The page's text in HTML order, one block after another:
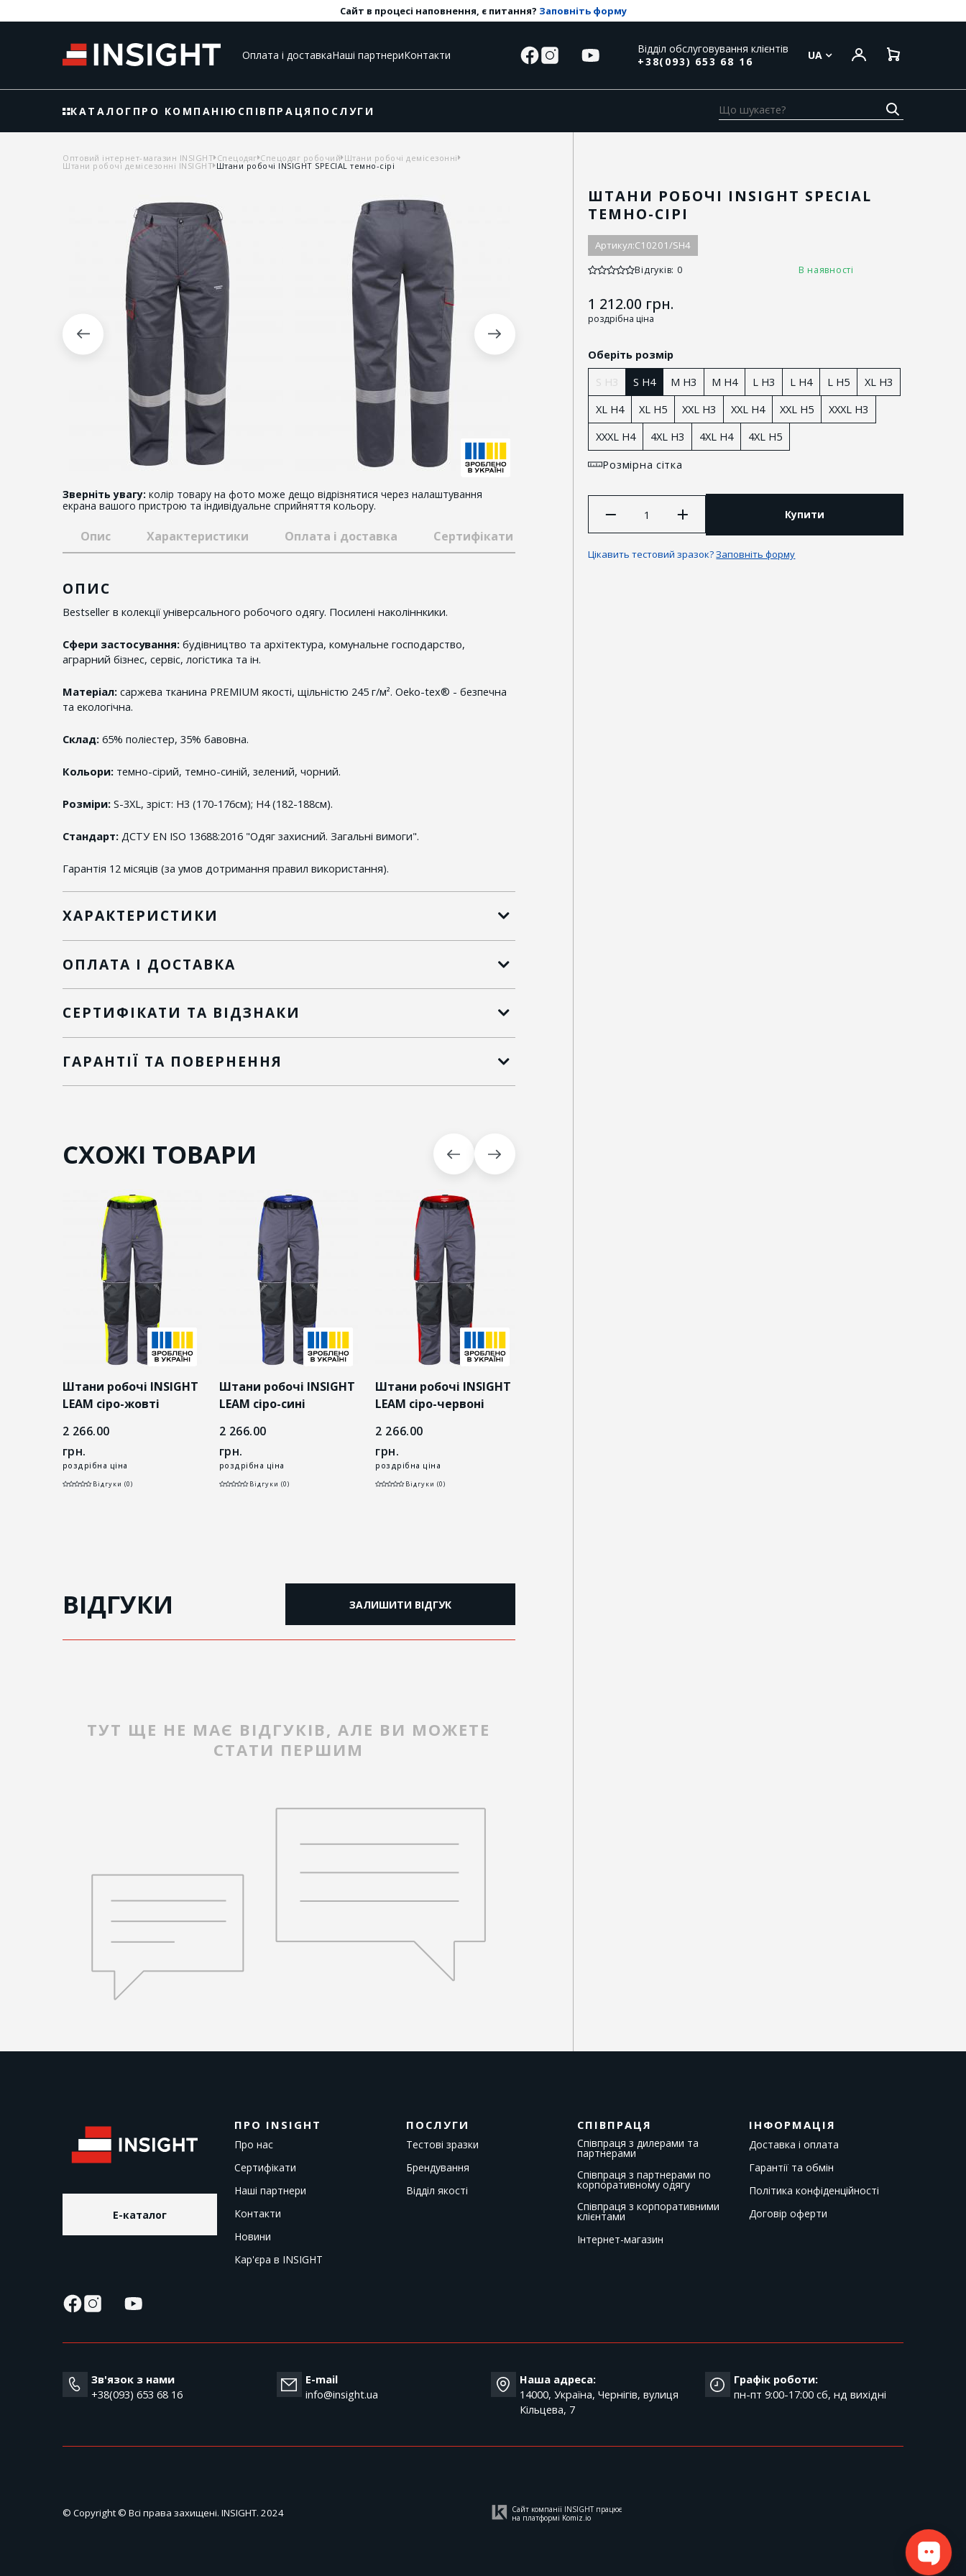
Сайт в процесі наповнення, є питання? Заповніть форму
Оплата і доставкаНаші партнериКонтакти
Відділ обслуговування клієнтів
+38(093) 653 68 16
UA
КАТАЛОГ ПРО КОМПАНІЮ СПІВПРАЦЯ ПОСЛУГИ
Оптовий інтернет-магазин INSIGHT Спецодяг Спецодяг робочий Штани робочі демісезонні
Штани робочі демісезонні INSIGHT Штани робочі INSIGHT SPECIAL темно-сірі
Зверніть увагу: колір товару на фото може дещо відрізнятися через налаштування
екрана вашого пристрою та індивідуальне сприйняття кольору.
ШТАНИ РОБОЧІ INSIGHT SPECIAL
ТЕМНО-СІРІ
Артикул:C10201/SH4
Відгуків: 0 В наявності
1 212.00 грн.
роздрібна ціна
Оберіть розмір
S H3 S H4 M H3 M H4 L H3 L H4 L H5
XL H3
XL H4
XL H5 XXL H3 XXL H4 XXL Н5
XXXL H3
XXXL H4
4XL Н3 4XL Н4
4XL Н5
Розмірна сітка
Купити
Цікавить тестовий зразок?Заповніть форму
Опис Характеристики Оплата і доставка Сертифікати та відзнаки Гарантії та повернення
ОПИС
Bestseller в колекції універсального робочого одягу. Посилені наколіннкики.
Сфери застосування: будівництво та архітектура, комунальне господарство,
аграрний бізнес, сервіс, логістика та ін.
Матеріал: саржева тканина PREMIUM якості, щільністю 245 г/м². Oeko-tex® - безпечна
та екологічна.
Склад: 65% поліестер, 35% бавовна.
Кольори: темно-сірий, темно-синій, зелений, чорний.
Розміри: S-3XL, зріст: H3 (170-176см); H4 (182-188см).
Стандарт: ДСТУ EN ISO 13688:2016 "Одяг захисний. Загальні вимоги".
Гарантія 12 місяців (за умов дотримання правил використання).
ХАРАКТЕРИСТИКИ
ОПЛАТА І ДОСТАВКА
СЕРТИФІКАТИ ТА ВІДЗНАКИ
ГАРАНТІЇ ТА ПОВЕРНЕННЯ
СХОЖІ ТОВАРИ
Штани робочі INSIGHT
LEAM сіро-жовті
2 266.00
грн.
роздрібна ціна
Відгуки (0)
Штани робочі INSIGHT
LEAM сіро-сині
2 266.00
грн.
роздрібна ціна
Відгуки (0)
Штани робочі INSIGHT
LEAM сіро-червоні
2 266.00
грн.
роздрібна ціна
Відгуки (0)
ВІДГУКИ ЗАЛИШИТИ ВІДГУК
ТУТ ЩЕ НЕ МАЄ ВІДГУКІВ, АЛЕ ВИ МОЖЕТЕ
СТАТИ ПЕРШИМ
E-каталог
ПРО INSIGHT
Про нас
Сертифікати
Наші партнери
Контакти
Новини
Кар'єра в INSIGHT
ПОСЛУГИ
Тестові зразки
Брендування
Відділ якості
СПІВПРАЦЯ
Співпраця з дилерами та
партнерами
Співпраця з партнерами по
корпоративному одягу
Співпраця з корпоративними
клієнтами
Інтернет-магазин
ІНФОРМАЦІЯ
Доставка і оплата
Гарантії та обмін
Політика конфіденційності
Договір оферти
Зв'язок з нами
+38(093) 653 68 16
E-mail
info@insight.ua
Наша адреса:
14000, Україна, Чернігів, вулиця
Кільцева, 7
Графік роботи:
пн-пт 9:00-17:00 cб, нд вихідні
© Copyright © Всі права захищені. INSIGHT. 2024
Сайт компанії INSIGHT працює
на платформі Komiz.io